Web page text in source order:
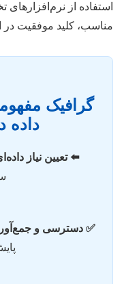
استفاده از
مناسب، کلید موفقیت
گرافیک
داده
⬅️ تعیین نیاز
✅ دسترسی و